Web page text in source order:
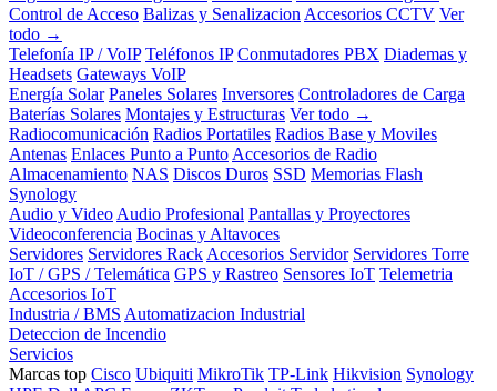
Control de Acceso Balizas y Senalizacion Accesorios CCTV Ver
todo →
Telefonía IP / VoIP Teléfonos IP Conmutadores PBX Diademas y
Headsets Gateways VoIP
Energía Solar Paneles Solares Inversores Controladores de Carga
Baterías Solares Montajes y Estructuras Ver todo →
Radiocomunicación Radios Portatiles Radios Base y Moviles
Antenas Enlaces Punto a Punto Accesorios de Radio
Almacenamiento NAS Discos Duros SSD Memorias Flash
Synology
Audio y Video Audio Profesional Pantallas y Proyectores
Videoconferencia Bocinas y Altavoces
Servidores Servidores Rack Accesorios Servidor Servidores Torre
IoT / GPS / Telemática GPS y Rastreo Sensores IoT Telemetria
Accesorios IoT
Industria / BMS Automatizacion Industrial
Deteccion de Incendio
Servicios
Marcas top Cisco Ubiquiti MikroTik TP-Link Hikvision Synology